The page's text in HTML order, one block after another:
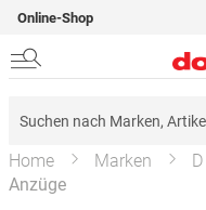
Online-Shop
Home Marken D
Anzüge